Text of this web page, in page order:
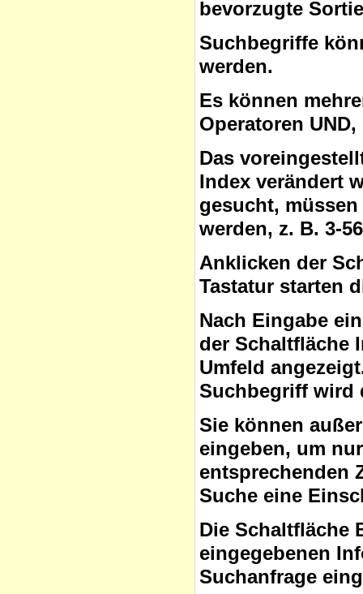
bevorzugte
Suchbegriffe
werden.
Es können
Operatoren
Das
Index verändert
gesucht,
werden, z. B. 3-
Anklicken der
Tastatur starten
Nach Eingabe
der Schaltfläche
Umfeld
Suchbegriff wird
Sie können
eingeben, um
entsprechenden
Suche eine
Die Schaltfläche
eingegebenen
Suchanfrage